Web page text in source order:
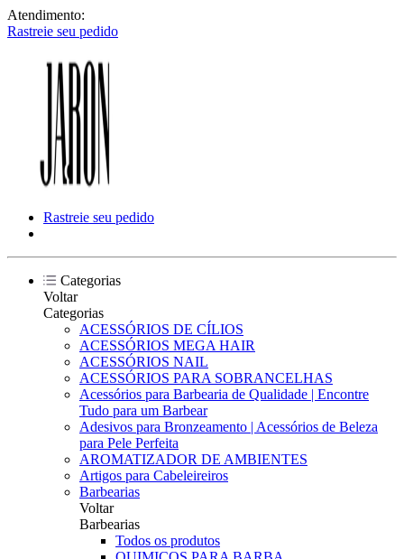
Atendimento:
Rastreie seu pedido
Rastreie seu pedido
Categorias
Voltar
Categorias
ACESSÓRIOS DE CÍLIOS
ACESSÓRIOS MEGA HAIR
ACESSÓRIOS NAIL
ACESSÓRIOS PARA SOBRANCELHAS
Acessórios para Barbearia de Qualidade | Encontre
Tudo para um Barbear
Adesivos para Bronzeamento | Acessórios de Beleza
para Pele Perfeita
AROMATIZADOR DE AMBIENTES
Artigos para Cabeleireiros
Barbearias
Voltar
Barbearias
Todos os produtos